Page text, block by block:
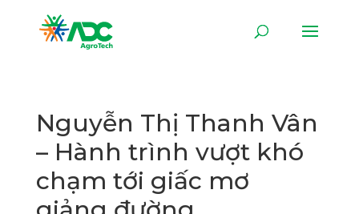
Nguyễn Thị Thanh Vân
– Hành trình vượt khó
chạm tới giấc mơ